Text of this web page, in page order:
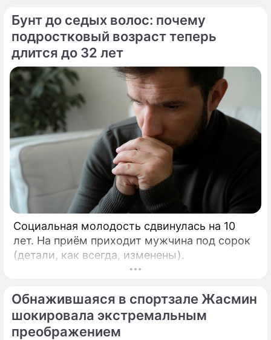
Бунт до седых волос: почему
подростковый возраст теперь
длится до 32 лет
Социальная молодость сдвинулась на 10
лет. На приём приходит мужчина под сорок
(детали, как всегда, изменены).
Обнажившаяся в спортзале Жасмин
шокировала экстремальным
преображением